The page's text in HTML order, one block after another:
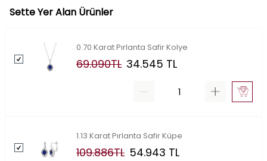
Sette Yer Alan Ürünler
0.70 Karat Pırlanta Safir Kolye
69.090TL 34.545 TL
1.13 Karat Pırlanta Safir Küpe
109.886TL 54.943 TL